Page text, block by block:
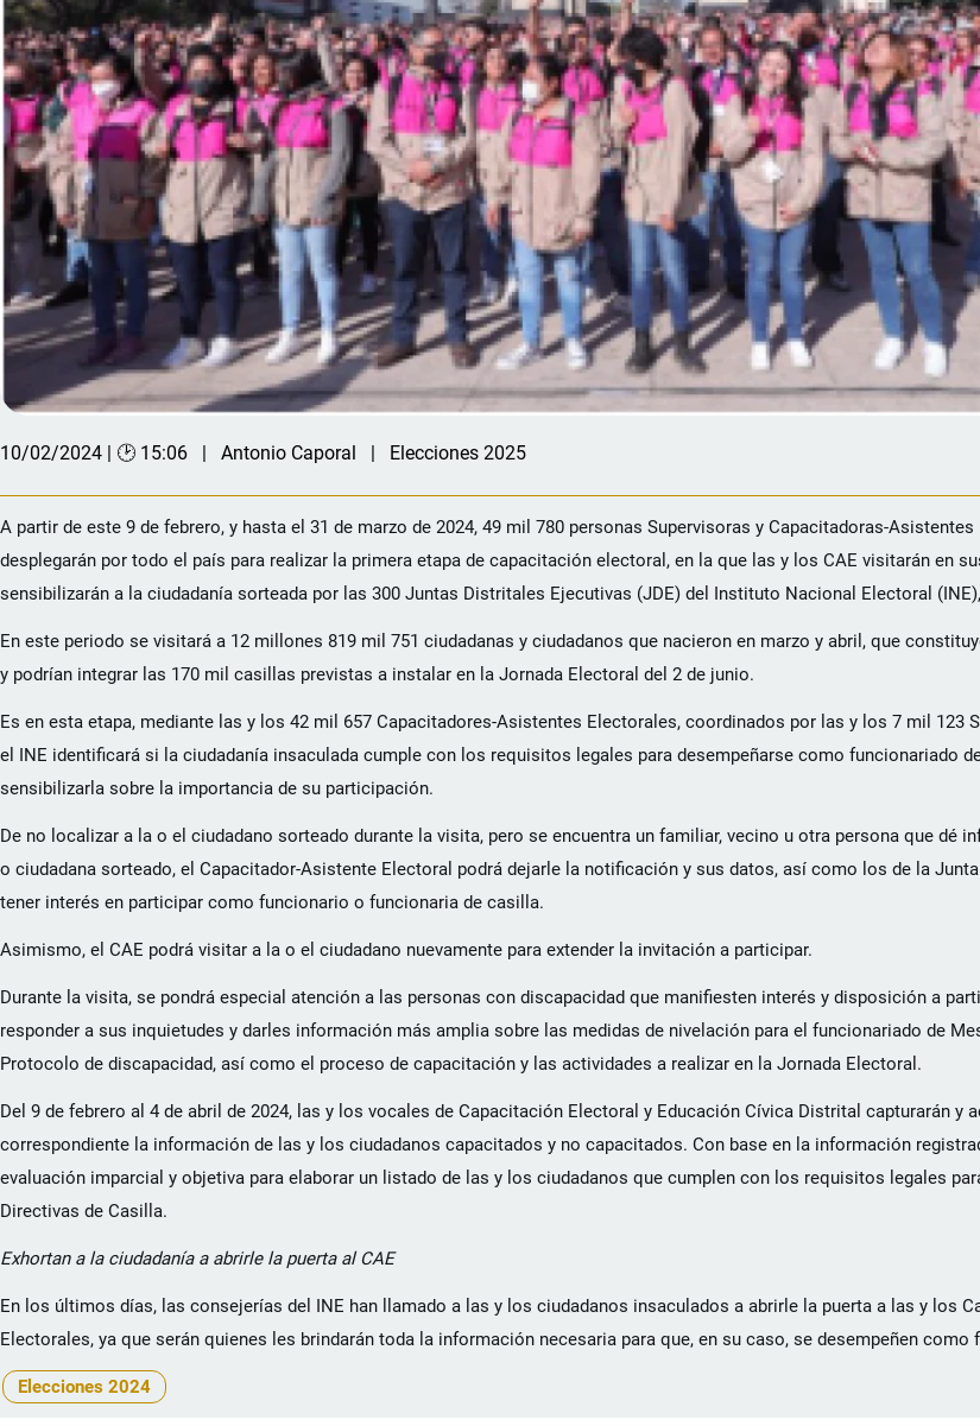
10/02/2024 | 🕑 15:06 Antonio Caporal Elecciones 2025
A partir de este 9 de febrero, y hasta el 31 de marzo de 2024, 49 mil 780 personas Supervisoras y Capacitadoras-
desplegarán por todo el país para realizar la primera etapa de capacitación electoral, en la que las y los CAE visitarán en
sensibilizarán a la ciudadanía sorteada por las 300 Juntas Distritales Ejecutivas (JDE) del Instituto Nacional Electoral
En este periodo se visitará a 12 millones 819 mil 751 ciudadanas y ciudadanos que nacieron en marzo y abril, que
y podrían integrar las 170 mil casillas previstas a instalar en la Jornada Electoral del 2 de junio.
Es en esta etapa, mediante las y los 42 mil 657 Capacitadores-Asistentes Electorales, coordinados por las y los 7 mil 123
el INE identificará si la ciudadanía insaculada cumple con los requisitos legales para desempeñarse como funcionariado
sensibilizarla sobre la importancia de su participación.
De no localizar a la o el ciudadano sorteado durante la visita, pero se encuentra un familiar, vecino u otra persona que dé
o ciudadana sorteado, el Capacitador-Asistente Electoral podrá dejarle la notificación y sus datos, así como los de la
tener interés en participar como funcionario o funcionaria de casilla.
Asimismo, el CAE podrá visitar a la o el ciudadano nuevamente para extender la invitación a participar.
Durante la visita, se pondrá especial atención a las personas con discapacidad que manifiesten interés y disposición a
responder a sus inquietudes y darles información más amplia sobre las medidas de nivelación para el funcionariado de
Protocolo de discapacidad, así como el proceso de capacitación y las actividades a realizar en la Jornada Electoral.
Del 9 de febrero al 4 de abril de 2024, las y los vocales de Capacitación Electoral y Educación Cívica Distrital capturarán y
correspondiente la información de las y los ciudadanos capacitados y no capacitados. Con base en la información
evaluación imparcial y objetiva para elaborar un listado de las y los ciudadanos que cumplen con los requisitos legales
Directivas de Casilla.
Exhortan a la ciudadanía a abrirle la puerta al CAE
En los últimos días, las consejerías del INE han llamado a las y los ciudadanos insaculados a abrirle la puerta a las y los
Electorales, ya que serán quienes les brindarán toda la información necesaria para que, en su caso, se desempeñen como
Elecciones 2024